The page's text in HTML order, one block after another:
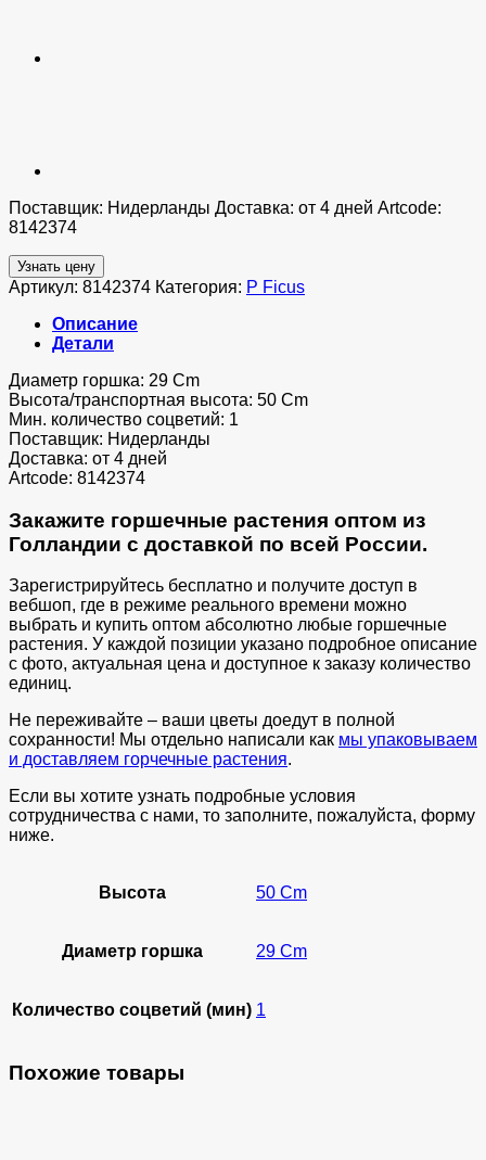
Поставщик: Нидерланды Доставка: от 4 дней Artcode:
8142374
Узнать цену
Артикул: 8142374 Категория: P Ficus
Описание
Детали
Диаметр горшка: 29 Cm
Высота/транспортная высота: 50 Cm
Мин. количество соцветий: 1
Поставщик: Нидерланды
Доставка: от 4 дней
Artcode: 8142374
Закажите горшечные растения оптом из
Голландии с доставкой по всей России.
Зарегистрируйтесь бесплатно и получите доступ в
вебшоп, где в режиме реального времени можно
выбрать и купить оптом абсолютно любые горшечные
растения. У каждой позиции указано подробное описание
с фото, актуальная цена и доступное к заказу количество
единиц.
Не переживайте – ваши цветы доедут в полной
сохранности! Мы отдельно написали как мы упаковываем
и доставляем горчечные растения.
Если вы хотите узнать подробные условия
сотрудничества с нами, то заполните, пожалуйста, форму
ниже.
Высота 50 Cm
Диаметр горшка 29 Cm
Количество соцветий (мин) 1
Похожие товары